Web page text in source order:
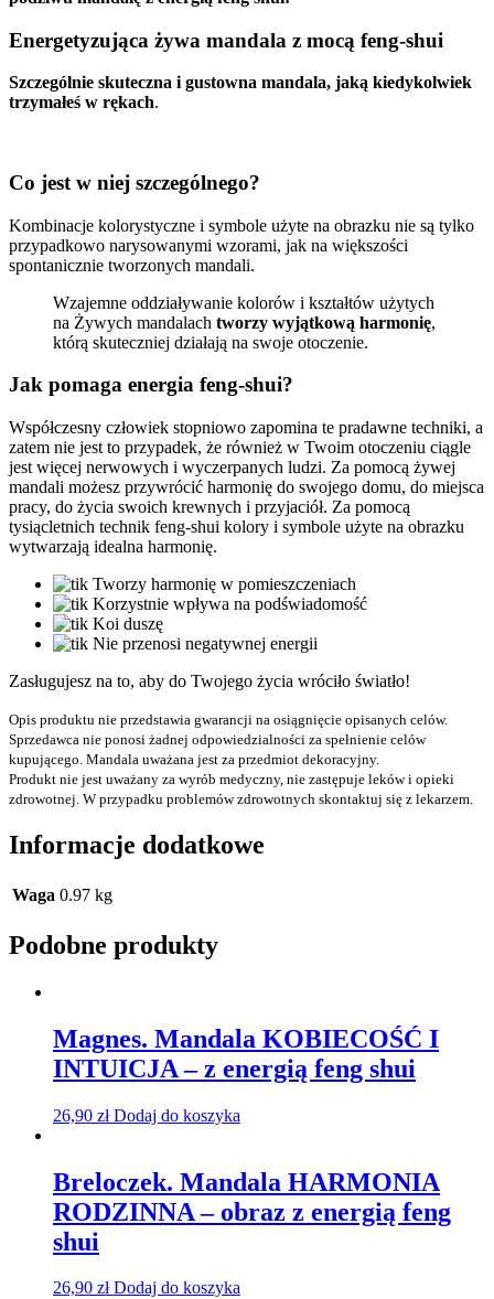
Energetyzująca żywa mandala z mocą feng-shui
Szczególnie skuteczna i gustowna mandala, jaką kiedykolwiek
trzymałeś w rękach.
Co jest w niej szczególnego?
Kombinacje kolorystyczne i symbole użyte na obrazku nie są tylko
przypadkowo narysowanymi wzorami, jak na większości
spontanicznie tworzonych mandali.
Wzajemne oddziaływanie kolorów i kształtów użytych
na Żywych mandalach tworzy wyjątkową harmonię,
którą skuteczniej działają na swoje otoczenie.
Jak pomaga energia feng-shui?
Współczesny człowiek stopniowo zapomina te pradawne techniki, a
zatem nie jest to przypadek, że również w Twoim otoczeniu ciągle
jest więcej nerwowych i wyczerpanych ludzi. Za pomocą żywej
mandali możesz przywrócić harmonię do swojego domu, do miejsca
pracy, do życia swoich krewnych i przyjaciół. Za pomocą
tysiącletnich technik feng-shui kolory i symbole użyte na obrazku
wytwarzają idealna harmonię.
Tworzy harmonię w pomieszczeniach
Korzystnie wpływa na podświadomość
Koi duszę
Nie przenosi negatywnej energii
Zasługujesz na to, aby do Twojego życia wróciło światło!
Opis produktu nie przedstawia gwarancji na osiągnięcie opisanych celów.
Sprzedawca nie ponosi żadnej odpowiedzialności za spełnienie celów
kupującego. Mandala uważana jest za przedmiot dekoracyjny.
Produkt nie jest uważany za wyrób medyczny, nie zastępuje leków i opieki
zdrowotnej. W przypadku problemów zdrowotnych skontaktuj się z lekarzem.
Informacje dodatkowe
Waga 0.97 kg
Podobne produkty
Magnes. Mandala KOBIECOŚĆ I
INTUICJA – z energią feng shui
26,90 zł Dodaj do koszyka
Breloczek. Mandala HARMONIA
RODZINNA – obraz z energią feng
shui
26,90 zł Dodaj do koszyka